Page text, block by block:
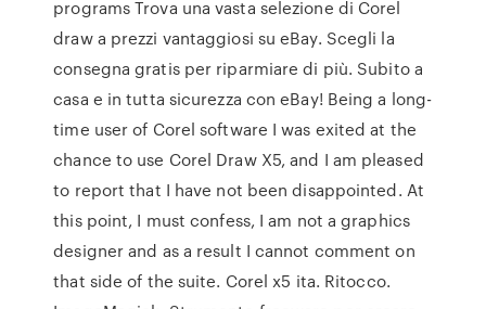
programs Trova una vasta selezione di Corel
draw a prezzi vantaggiosi su eBay. Scegli la
consegna gratis per riparmiare di più. Subito a
casa e in tutta sicurezza con eBay! Being a long-
time user of Corel software I was exited at the
chance to use Corel Draw X5, and I am pleased
to report that I have not been disappointed. At
this point, I must confess, I am not a graphics
designer and as a result I cannot comment on
that side of the suite. Corel x5 ita. Ritocco.